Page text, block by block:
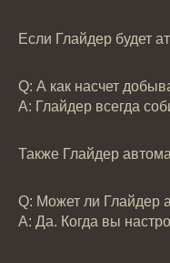
Если Глайдер будет
Q: А как насчет
А: Глайдер всегда
Также Глайдер
Q: Может ли Глайдер
А: Да. Когда вы